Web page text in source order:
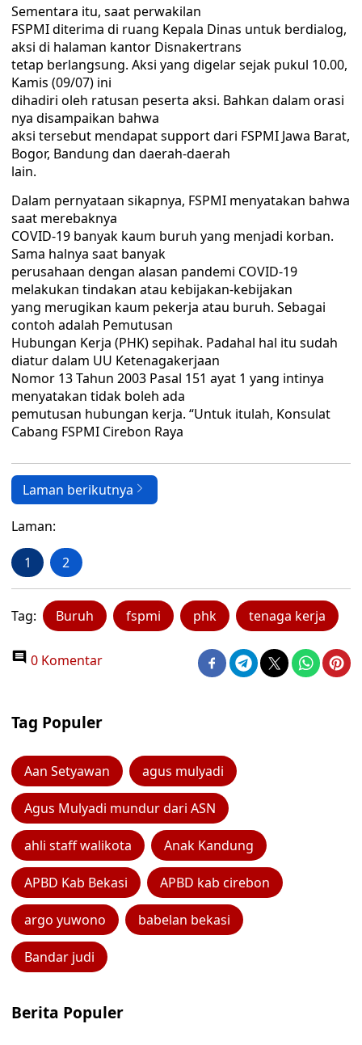
Sementara itu, saat perwakilan
FSPMI diterima di ruang Kepala Dinas untuk berdialog,
aksi di halaman kantor Disnakertrans
tetap berlangsung. Aksi yang digelar sejak pukul 10.00,
Kamis (09/07) ini
dihadiri oleh ratusan peserta aksi. Bahkan dalam orasi
nya disampaikan bahwa
aksi tersebut mendapat support dari FSPMI Jawa Barat,
Bogor, Bandung dan daerah-daerah
lain.
Dalam pernyataan sikapnya, FSPMI menyatakan bahwa
saat merebaknya
COVID-19 banyak kaum buruh yang menjadi korban.
Sama halnya saat banyak
perusahaan dengan alasan pandemi COVID-19
melakukan tindakan atau kebijakan-kebijakan
yang merugikan kaum pekerja atau buruh. Sebagai
contoh adalah Pemutusan
Hubungan Kerja (PHK) sepihak. Padahal hal itu sudah
diatur dalam UU Ketenagakerjaan
Nomor 13 Tahun 2003 Pasal 151 ayat 1 yang intinya
menyatakan tidak boleh ada
pemutusan hubungan kerja. “Untuk itulah, Konsulat
Cabang FSPMI Cirebon Raya
Laman berikutnya
Laman:
1 2
Tag: Buruh fspmi phk tenaga kerja
0 Komentar
Tag Populer
Aan Setyawan agus mulyadi
Agus Mulyadi mundur dari ASN
ahli staff walikota Anak Kandung
APBD Kab Bekasi APBD kab cirebon
argo yuwono babelan bekasi
Bandar judi
Berita Populer